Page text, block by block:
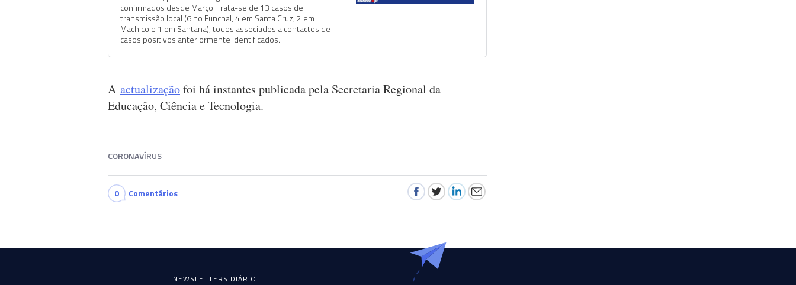
confirmados desde Março. Trata-se de 13 casos de
transmissão local (6 no Funchal, 4 em Santa Cruz, 2 em
Machico e 1 em Santana), todos associados a contactos de
casos positivos anteriormente identificados.
A actualizaçãofoi há instantes publicada pela Secretaria Regional da
Educação, Ciência e Tecnologia.
CORONAVÍRUS
0 Comentários
NEWSLETTERS DIÁRIO